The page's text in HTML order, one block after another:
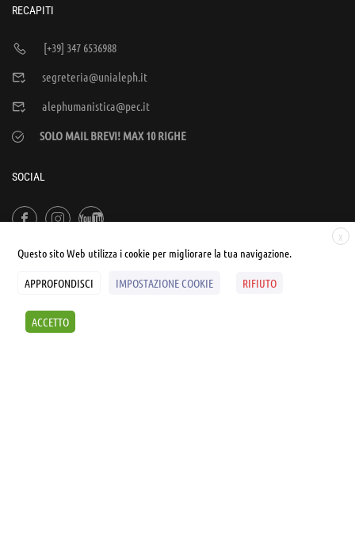
RECAPITI
[+39] 347 6536988
segreteria@unialeph.it
alephumanistica@pec.it
SOLO MAIL BREVI! MAX 10 RIGHE
SOCIAL
Sintesi e liberatorie
X
Questo sito Web utilizza i cookie per migliorare la tua navigazione.
APPROFONDISCI IMPOSTAZIONE COOKIE RIFIUTO
ACCETTO